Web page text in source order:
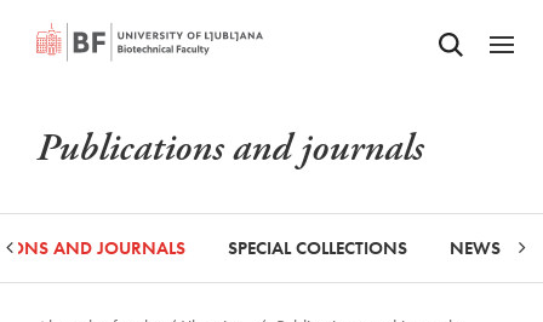
SKIP TO MAIN CONTENTOdpri iskalnik
Odpri
Publications and journals
AND JOURNALS SPECIAL COLLECTIONS NEWS